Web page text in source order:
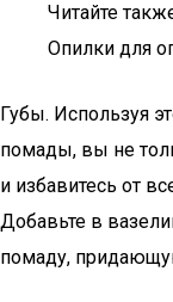
Читайте
Опилки для
Губы. Используя
помады, вы не
и избавитесь от
Добавьте в
помаду,